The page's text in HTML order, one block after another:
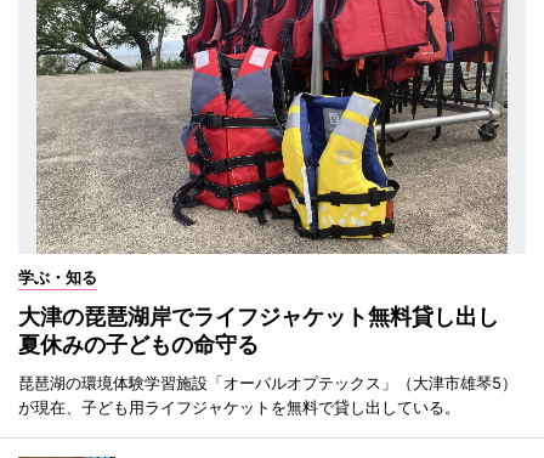
学ぶ・知る
大津の琵琶湖岸でライフジャケット無料貸し出し
夏休みの子どもの命守る
琵琶湖の環境体験学習施設「オーパルオプテックス」（大津市雄琴5）
が現在、子ども用ライフジャケットを無料で貸し出している。